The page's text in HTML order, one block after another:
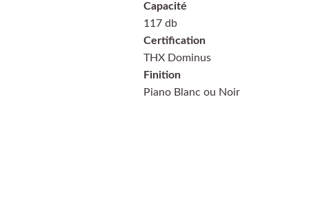
Capacité
117 db
Certification
THX Dominus
Finition
Piano Blanc ou Noir